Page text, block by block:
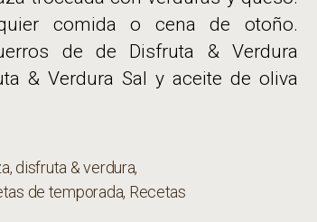
comida o cena de otoño.
de de Disfruta & Verdura
& Verdura Sal y aceite de oliva
, disfruta & verdura,
de temporada, Recetas